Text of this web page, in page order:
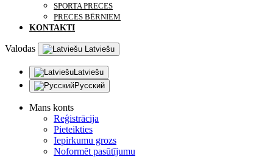
SPORTA PRECES
PRECES BĒRNIEM
KONTAKTI
Valodas Latviešu
Latviešu
Русский
Mans konts
Reģistrācija
Pieteikties
Iepirkumu grozs
Noformēt pasūtījumu